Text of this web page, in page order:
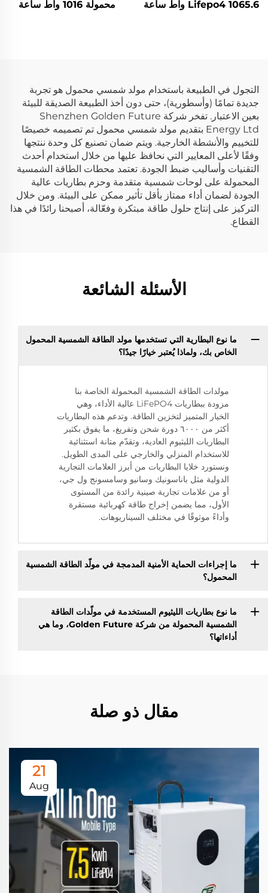
Lifepo4 1065.6 واط ساعة
محمولة 1016 واط ساعة
التجول في الطبيعة باستخدام مولد شمسي محمول هو تجربة
جديدة تمامًا (وأسطورية)، حتى دون أخذ الطبيعة الصديقة للبيئة
بعين الاعتبار. تفخر شركة Shenzhen Golden Future
Energy Ltd بتقديم مولد شمسي محمول تم تصميمه خصيصًا
للتخييم والأنشطة الخارجية. ويتم ضمان تصنيع كل وحدة ننتجها
وفقًا لأعلى المعايير التي نحافظ عليها من خلال استخدام أحدث
التقنيات وأساليب ضبط الجودة. تعتمد محطات الطاقة الشمسية
المحمولة على لوحات شمسية متقدمة وحزم بطاريات عالية
الجودة لضمان أداء ممتاز بأقل تأثير ممكن على البيئة. ومن خلال
التركيز على إنتاج حلول طاقة مبتكرة وفعّالة، أصبحنا رائدًا في هذا
القطاع.
الأسئلة الشائعة
ما نوع البطارية التي تستخدمها مولد الطاقة الشمسية المحمول
الخاص بك، ولماذا يُعتبر خيارًا جيدًا؟
مولدات الطاقة الشمسية المحمولة الخاصة بنا
مزودة ببطاريات LiFePO4 عالية الأداء، وهي
الخيار المتميز لتخزين الطاقة. وتدعم هذه البطاريات
أكثر من ٦٠٠٠ دورة شحن وتفريغ، ما يفوق بكثير
البطاريات الليثيوم العادية، وتقدّم متانة استثنائية
للاستخدام المنزلي والخارجي على المدى الطويل.
ونستورد خلايا البطاريات من أبرز العلامات التجارية
الدولية مثل باناسونيك وسانيو وسامسونج ول جي،
أو من علامات تجارية صينية رائدة من المستوى
الأول، مما يضمن إخراج طاقة كهربائية مستقرة
وأداءً موثوقًا في مختلف السيناريوهات.
ما إجراءات الحماية الأمنية المدمجة في مولّد الطاقة الشمسية
المحمول؟
ما نوع بطاريات الليثيوم المستخدمة في مولّدات الطاقة
الشمسية المحمولة من شركة Golden Future، وما هي
أداءاتها؟
مقال ذو صلة
21
Aug